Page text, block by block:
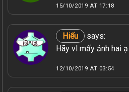
15/10/2019 AT 17:18
Hiếu
says:
Hãy vl mấy ảnh hai ạ
12/10/2019 AT 03:54